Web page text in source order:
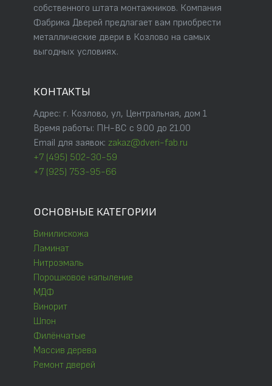
собственного штата монтажников. Компания
Фабрика Дверей предлагает вам приобрести
металлические двери в Козлово на самых
выгодных условиях.
КОНТАКТЫ
Адрес: г. Козлово, ул, Центральная, дом 1
Время работы: ПН-ВС с 9.00 до 21.00
Email для заявок: zakaz@dveri-fab.ru
+7 (495) 502-30-59
+7 (925) 753-95-66
ОСНОВНЫЕ КАТЕГОРИИ
Винилискожа
Ламинат
Нитроэмаль
Порошковое напыление
МДФ
Винорит
Шпон
Филёнчатые
Массив дерева
Ремонт дверей